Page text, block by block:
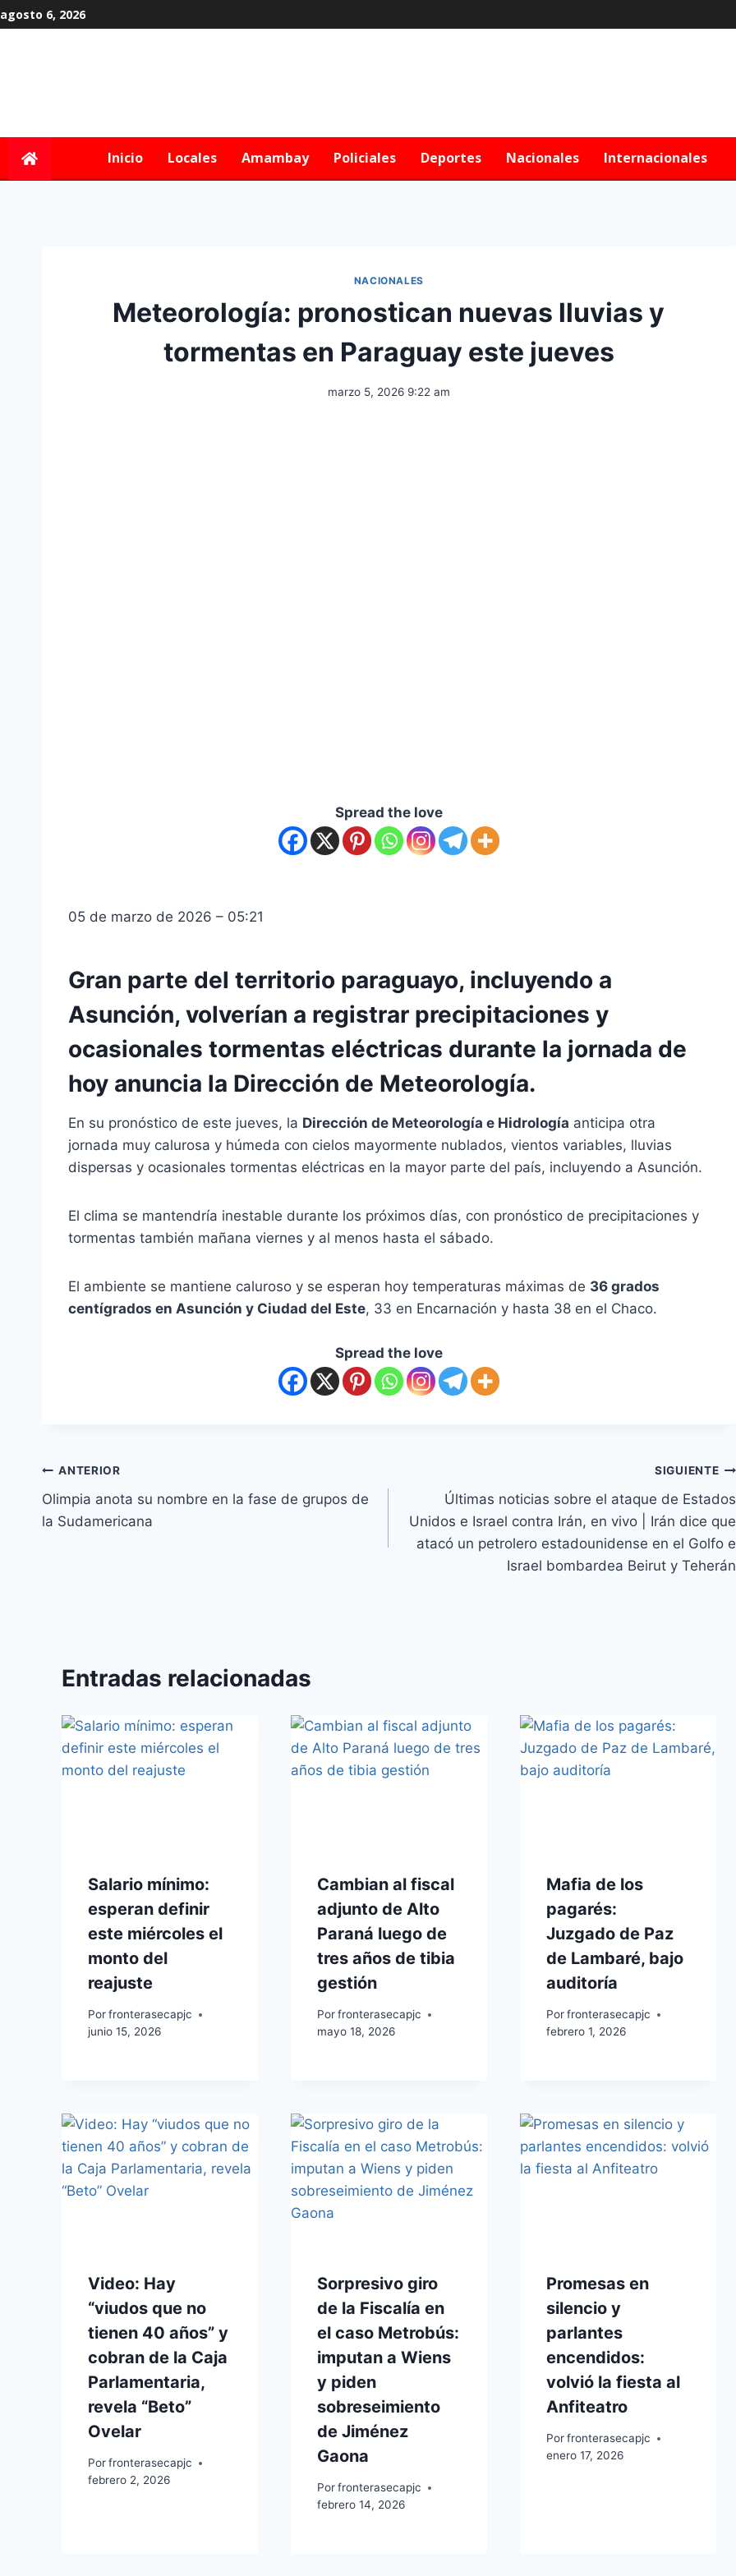
agosto 6, 2026
Inicio Locales Amambay Policiales Deportes Nacionales Internacionales
NACIONALES
Meteorología: pronostican nuevas lluvias y
tormentas en Paraguay este jueves
marzo 5, 2026 9:22 am
Spread the love
05 de marzo de 2026 – 05:21
Gran parte del territorio paraguayo, incluyendo a
Asunción, volverían a registrar precipitaciones y
ocasionales tormentas eléctricas durante la jornada de
hoy anuncia la Dirección de Meteorología.
En su pronóstico de este jueves, la Dirección de Meteorología e Hidrología anticipa otra
jornada muy calurosa y húmeda con cielos mayormente nublados, vientos variables, lluvias
dispersas y ocasionales tormentas eléctricas en la mayor parte del país, incluyendo a Asunción.
El clima se mantendría inestable durante los próximos días, con pronóstico de precipitaciones y
tormentas también mañana viernes y al menos hasta el sábado.
El ambiente se mantiene caluroso y se esperan hoy temperaturas máximas de 36 grados
centígrados en Asunción y Ciudad del Este, 33 en Encarnación y hasta 38 en el Chaco.
Spread the love
ANTERIOR
Olimpia anota su nombre en la fase de grupos de
la Sudamericana
SIGUIENTE
Últimas noticias sobre el ataque de Estados
Unidos e Israel contra Irán, en vivo | Irán dice que
atacó un petrolero estadounidense en el Golfo e
Israel bombardea Beirut y Teherán
Entradas relacionadas
Salario mínimo:
esperan definir
este miércoles el
monto del
reajuste
Porfronterasecapjc
junio 15, 2026
Cambian al fiscal
adjunto de Alto
Paraná luego de
tres años de tibia
gestión
Porfronterasecapjc
mayo 18, 2026
Mafia de los
pagarés:
Juzgado de Paz
de Lambaré, bajo
auditoría
Por fronterasecapjc
febrero 1, 2026
Video: Hay
“viudos que no
tienen 40 años” y
cobran de la Caja
Parlamentaria,
revela “Beto”
Ovelar
Porfronterasecapjc
febrero 2, 2026
Sorpresivo giro
de la Fiscalía en
el caso Metrobús:
imputan a Wiens
y piden
sobreseimiento
de Jiménez
Gaona
Porfronterasecapjc
febrero 14, 2026
Promesas en
silencio y
parlantes
encendidos:
volvió la fiesta al
Anfiteatro
Por fronterasecapjc
enero 17, 2026